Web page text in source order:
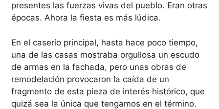
presentes las fuerzas vivas del pueblo. Eran otras
épocas. Ahora la fiesta es más lúdica.
En el caserío principal, hasta hace poco tiempo,
una de las casas mostraba orgullosa un escudo
de armas en la fachada, pero unas obras de
remodelación provocaron la caída de un
fragmento de esta pieza de interés histórico, que
quizá sea la única que tengamos en el término.